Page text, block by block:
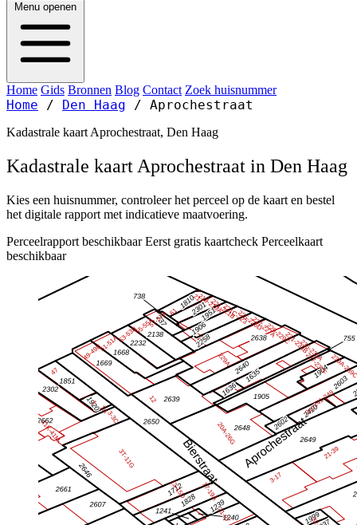
Menu openen
Home Gids Bronnen Blog Contact Zoek huisnummer
Home / Den Haag / Aprochestraat
Kadastrale kaart Aprochestraat, Den Haag
Kadastrale kaart Aprochestraat in Den Haag
Kies een huisnummer, controleer het perceel op de kaart en bestel
het digitale rapport met indicatieve maatvoering.
Perceelrapport beschikbaar Eerst gratis kaartcheck Perceelkaart
beschikbaar